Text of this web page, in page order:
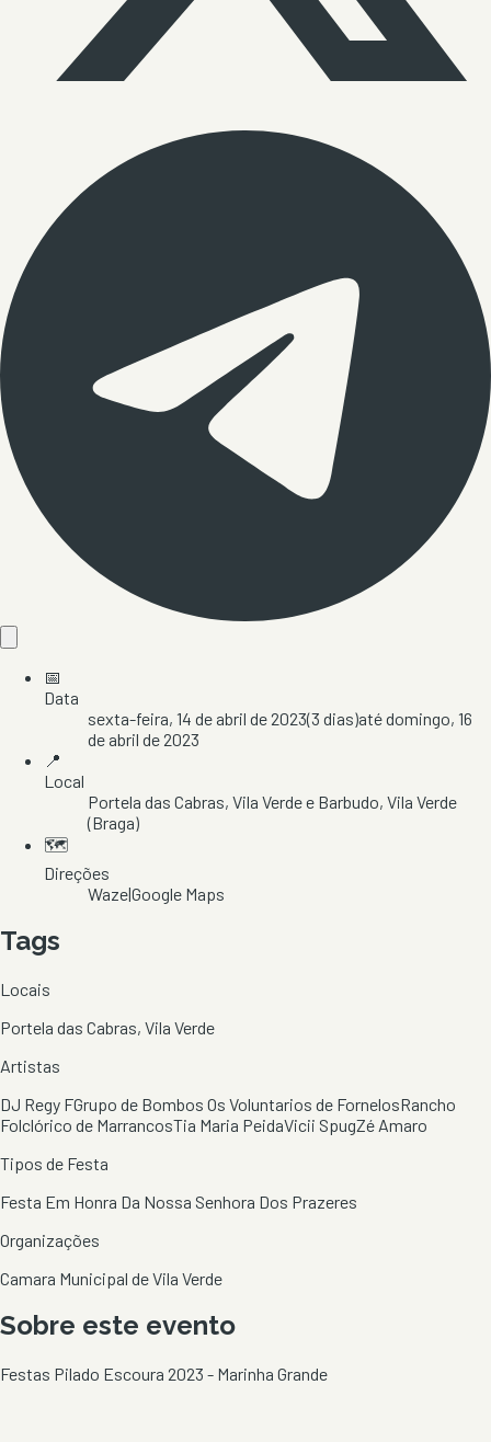
📅
Data
sexta-feira, 14 de abril de 2023(3 dias)atédomingo, 16
de abril de 2023
📍
Local
Portela das Cabras, Vila Verde e Barbudo, Vila Verde
(Braga)
🗺️
Direções
Waze|Google Maps
Tags
Locais
Portela das Cabras, Vila Verde
Artistas
DJ Regy FGrupo de Bombos Os Voluntarios de FornelosRancho
Folclórico de MarrancosTia Maria PeidaVicii SpugZé Amaro
Tipos de Festa
Festa Em Honra Da Nossa Senhora Dos Prazeres
Organizações
Camara Municipal de Vila Verde
Sobre este evento
Festas Pilado Escoura 2023 - Marinha Grande